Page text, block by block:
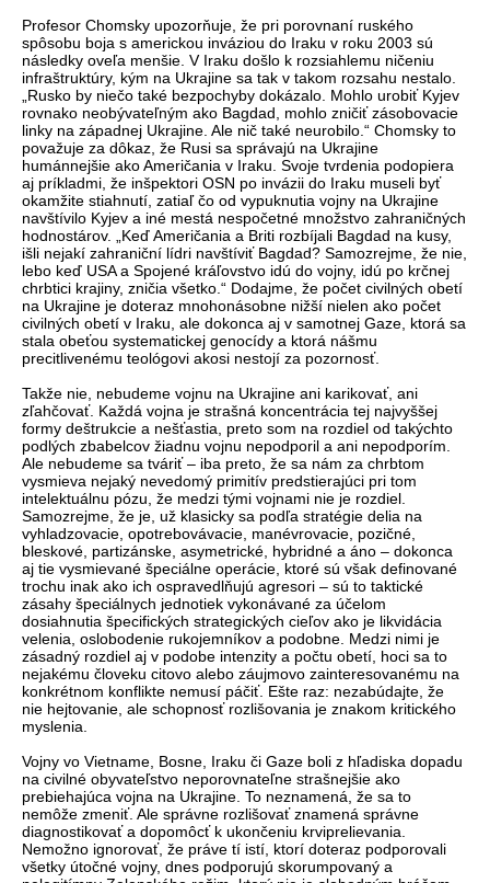
Profesor Chomsky upozorňuje, že pri porovnaní ruského
spôsobu boja s americkou inváziou do Iraku v roku 2003 sú
následky oveľa menšie. V Iraku došlo k rozsiahlemu ničeniu
infraštruktúry, kým na Ukrajine sa tak v takom rozsahu nestalo.
„Rusko by niečo také bezpochyby dokázalo. Mohlo urobiť Kyjev
rovnako neobývateľným ako Bagdad, mohlo zničiť zásobovacie
linky na západnej Ukrajine. Ale nič také neurobilo.“ Chomsky to
považuje za dôkaz, že Rusi sa správajú na Ukrajine
humánnejšie ako Američania v Iraku. Svoje tvrdenia podopiera
aj príkladmi, že inšpektori OSN po invázii do Iraku museli byť
okamžite stiahnutí, zatiaľ čo od vypuknutia vojny na Ukrajine
navštívilo Kyjev a iné mestá nespočetné množstvo zahraničných
hodnostárov. „Keď Američania a Briti rozbíjali Bagdad na kusy,
išli nejakí zahraniční lídri navštíviť Bagdad? Samozrejme, že nie,
lebo keď USA a Spojené kráľovstvo idú do vojny, idú po krčnej
chrbtici krajiny, zničia všetko.“ Dodajme, že počet civilných obetí
na Ukrajine je doteraz mnohonásobne nižší nielen ako počet
civilných obetí v Iraku, ale dokonca aj v samotnej Gaze, ktorá sa
stala obeťou systematickej genocídy a ktorá nášmu
precitlivenému teológovi akosi nestojí za pozornosť.
Takže nie, nebudeme vojnu na Ukrajine ani karikovať, ani
zľahčovať. Každá vojna je strašná koncentrácia tej najvyššej
formy deštrukcie a nešťastia, preto som na rozdiel od takýchto
podlých zbabelcov žiadnu vojnu nepodporil a ani nepodporím.
Ale nebudeme sa tváriť – iba preto, že sa nám za chrbtom
vysmieva nejaký nevedomý primitív predstierajúci pri tom
intelektuálnu pózu, že medzi tými vojnami nie je rozdiel.
Samozrejme, že je, už klasicky sa podľa stratégie delia na
vyhladzovacie, opotrebovávacie, manévrovacie, pozičné,
bleskové, partizánske, asymetrické, hybridné a áno – dokonca
aj tie vysmievané špeciálne operácie, ktoré sú však definované
trochu inak ako ich ospravedlňujú agresori – sú to taktické
zásahy špeciálnych jednotiek vykonávané za účelom
dosiahnutia špecifických strategických cieľov ako je likvidácia
velenia, oslobodenie rukojemníkov a podobne. Medzi nimi je
zásadný rozdiel aj v podobe intenzity a počtu obetí, hoci sa to
nejakému človeku citovo alebo záujmovo zainteresovanému na
konkrétnom konflikte nemusí páčiť. Ešte raz: nezabúdajte, že
nie hejtovanie, ale schopnosť rozlišovania je znakom kritického
myslenia.
Vojny vo Vietname, Bosne, Iraku či Gaze boli z hľadiska dopadu
na civilné obyvateľstvo neporovnateľne strašnejšie ako
prebiehajúca vojna na Ukrajine. To neznamená, že sa to
nemôže zmeniť. Ale správne rozlišovať znamená správne
diagnostikovať a dopomôcť k ukončeniu krviprelievania.
Nemožno ignorovať, že práve tí istí, ktorí doteraz podporovali
všetky útočné vojny, dnes podporujú skorumpovaný a